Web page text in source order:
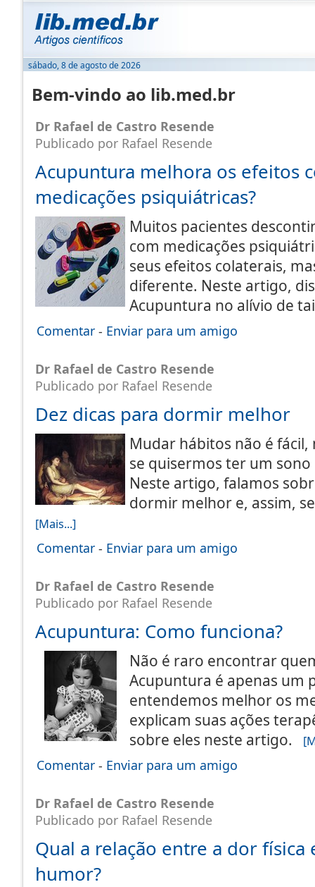
sábado, 8 de agosto de 2026
Bem-vindo ao lib.med.br
Dr Rafael de Castro Resende
Publicado por Rafael Resende
Acupuntura melhora os efeitos
medicações psiquiátricas?
Muitos pacientes
com medicações
seus efeitos colaterais,
diferente. Neste artigo,
Acupuntura no alívio de
Comentar - Enviar para um amigo
Dr Rafael de Castro Resende
Publicado por Rafael Resende
Dez dicas para dormir melhor
Mudar hábitos não é
se quisermos ter um
Neste artigo, falamos
dormir melhor e, assim,
[Mais...]
Comentar - Enviar para um amigo
Dr Rafael de Castro Resende
Publicado por Rafael Resende
Acupuntura: Como funciona?
Não é raro encontrar
Acupuntura é apenas um
entendemos melhor os
explicam suas ações
sobre eles neste artigo.
Comentar - Enviar para um amigo
Dr Rafael de Castro Resende
Publicado por Rafael Resende
Qual a relação entre a dor física
humor?